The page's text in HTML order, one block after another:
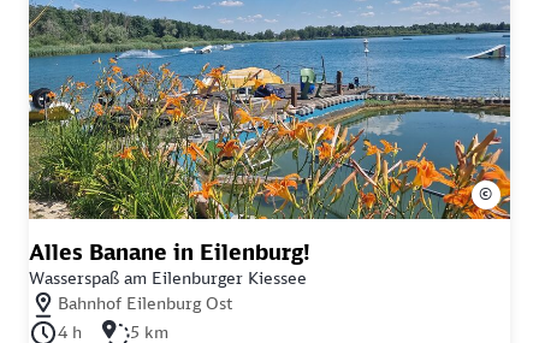
Alles Banane in Eilenburg!
Wasserspaß am Eilenburger Kiessee
Nächstgelegener Bahnhof: Bahnhof Eilenburg Ost
Bahnhof Eilenburg Ost
Dauer der Tour: 4 Stunden
4 h Länge der Tour: 5 Kilometer
5 km
©